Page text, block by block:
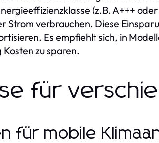
(z.B. A+++
Strom verbrauchen. Diese
Es empfiehlt sich, in
zu sparen.
für
für mobile